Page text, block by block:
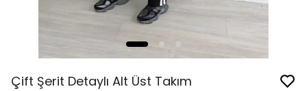
Çift Şerit Detaylı Alt Üst Takım